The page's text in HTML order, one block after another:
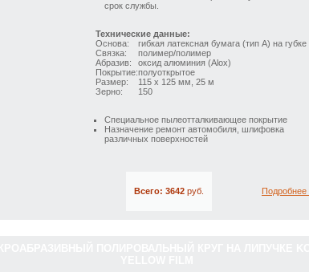
срок службы.
Технические данные:
Основа:
гибкая латексная бумага (тип А) на
Связка:
полимер/полимер
Абразив:
оксид алюминия (Alox)
Покрытие:полуоткрытое
Размер:
115 x 125 мм, 25 м
Зерно:
150
Специальное пылеотталкивающее покрытие
Назначение ремонт автомобиля, шлифовка
различных поверхностей
Всего: 3642руб. Подробнее